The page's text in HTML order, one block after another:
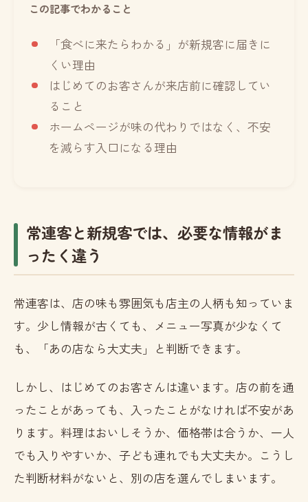
この記事でわかること
「食べに来たらわかる」が新規客に届きに
くい理由
はじめてのお客さんが来店前に確認してい
ること
ホームページが味の代わりではなく、不安
を減らす入口になる理由
常連客と新規客では、必要な情報がま
ったく違う
常連客は、店の味も雰囲気も店主の人柄も知っていま
す。少し情報が古くても、メニュー写真が少なくて
も、「あの店なら大丈夫」と判断できます。
しかし、はじめてのお客さんは違います。店の前を通
ったことがあっても、入ったことがなければ不安があ
ります。料理はおいしそうか、価格帯は合うか、一人
でも入りやすいか、子ども連れでも大丈夫か。こうし
た判断材料がないと、別の店を選んでしまいます。